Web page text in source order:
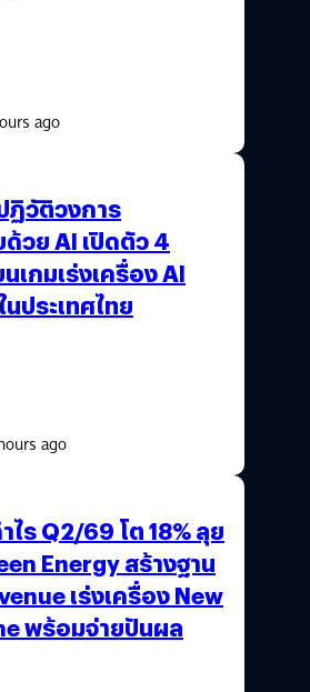
ago
ฏิวัติวงการ
วย AI เปิดตัว 4
เกมเร่งเครื่อง AI
ประเทศไทย
ago
ไร Q2/69 โต 18% ลุย
Energy สร้างฐาน
เร่งเครื่อง New
พร้อมจ่ายปันผล